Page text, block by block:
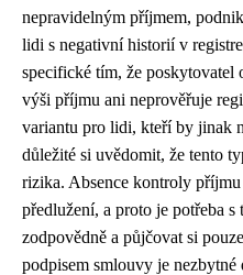
nepravidelným příjmem,
lidi s negativní historií v
specifické tím, že
výši příjmu ani neprověřuje
variantu pro lidi, kteří by jinak
důležité si uvědomit, že tento
rizika. Absence kontroly
předlužení, a proto je potřeba
zodpovědně a půjčovat si
podpisem smlouvy je nezbytné